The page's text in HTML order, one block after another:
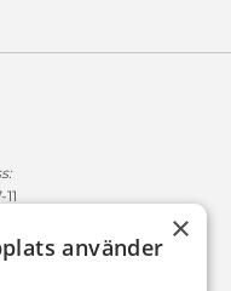
×
använder